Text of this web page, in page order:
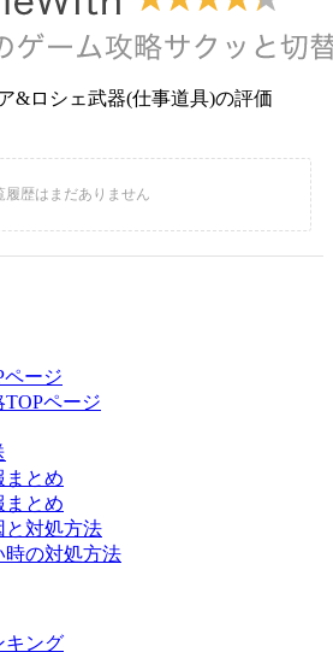
&ロシェ武器(仕事道具)の評価
ページ
ページ
まとめ
まとめ
と対処方法
時の対処方法
キング